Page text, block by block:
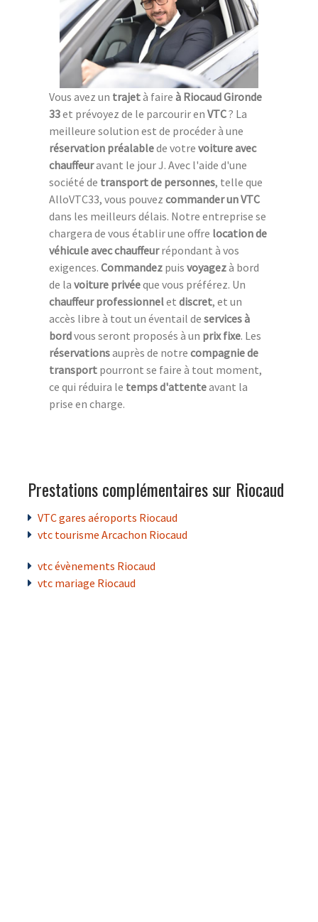
Vous avez un trajetà faire à Riocaud Gironde
33et prévoyez de le parcourir en VTC? La
meilleure solution est de procéder à une
réservation préalablede votre voiture avec
chauffeuravant le jour J. Avec l'aide d'une
société de transport de personnes, telle que
AlloVTC33, vous pouvez commander un VTC
dans les meilleurs délais. Notre entreprise se
chargera de vous établir une offre location de
véhicule avec chauffeurrépondant à vos
exigences. Commandez puis voyagezà bord
de la voiture privéeque vous préférez. Un
chauffeur professionnelet discret, et un
accès libre à tout un éventail de services à
bordvous seront proposés à un prix fixe. Les
réservationsauprès de notre compagnie de
transport pourront se faire à tout moment,
ce qui réduira le temps d'attenteavant la
prise en charge.
Prestations complémentaires sur Riocaud
VTC gares aéroports Riocaud
vtc tourisme Arcachon Riocaud
vtc évènements Riocaud
vtc mariage Riocaud